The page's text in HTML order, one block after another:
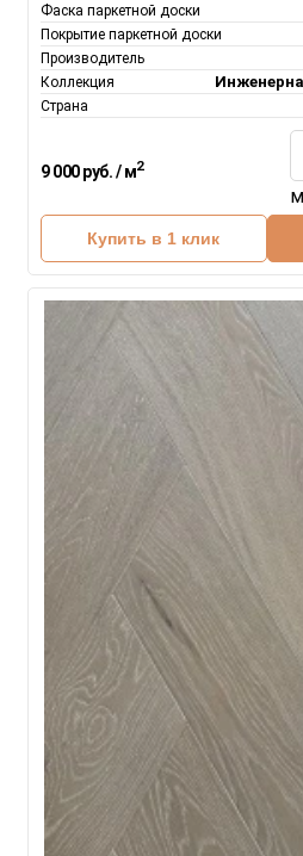
Фаска паркетной доски
Покрытие паркетной доски
Производитель
Коллекция
Страна
9 000 руб. / м2
м
Купить в 1 клик